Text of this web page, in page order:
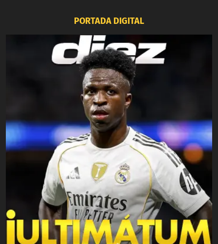
PORTADA DIGITAL